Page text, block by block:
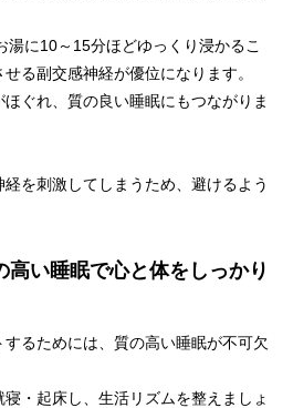
に10～15分ほどゆっくり浸かるこ
る副交感神経が優位になります。
ぐれ、質の良い睡眠にもつながりま
を刺激してしまうため、避けるよう
高い睡眠で心と体をしっかり
るためには、質の高い睡眠が不可欠
・起床し、生活リズムを整えましょ